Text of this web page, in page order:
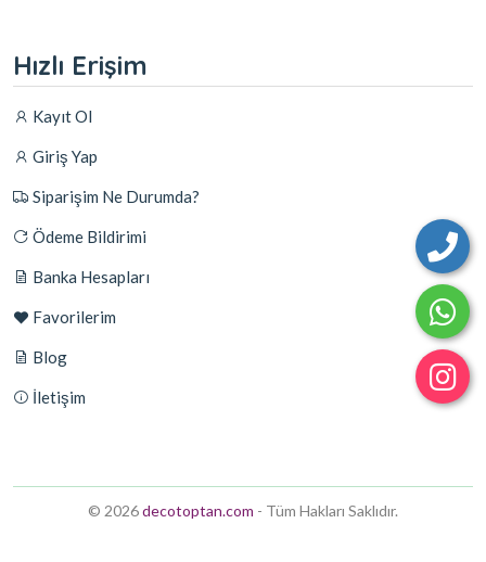
Hızlı Erişim
Kayıt Ol
Giriş Yap
Siparişim Ne Durumda?
Ödeme Bildirimi
Banka Hesapları
Favorilerim
Blog
İletişim
© 2026decotoptan.com - Tüm Hakları Saklıdır.